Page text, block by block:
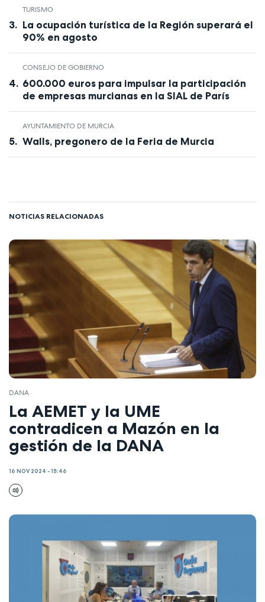
TURISMO
La ocupación turística de la Región superará el
90% en agosto
CONSEJO DE GOBIERNO
600.000 euros para impulsar la participación
de empresas murcianas en la SIAL de París
AYUNTAMIENTO DE MURCIA
Walls, pregonero de la Feria de Murcia
NOTICIAS RELACIONADAS
DANA
La AEMET y la UME
contradicen a Mazón en la
gestión de la DANA
16 NOV 2024 - 15:46